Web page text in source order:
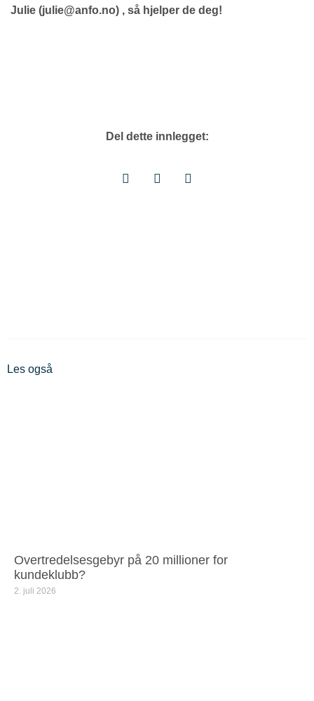
Julie (julie@anfo.no) , så hjelper de deg!
Del dette innlegget:
Les også
Overtredelsesgebyr på 20 millioner for
kundeklubb?
2. juli 2026